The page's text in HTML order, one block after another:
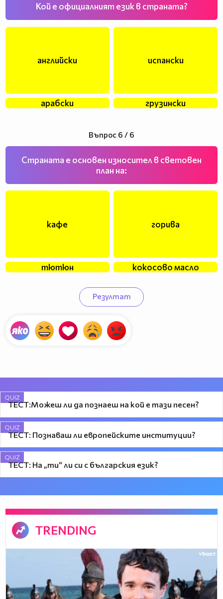
Кой е официалният език в страната?
английски испански
арабски грузински
Въпрос 6 / 6
Страната е основен износител в световен
план на:
кафе горива
тютюн кокосово масло
Резултат
QUIZ
ТЕСТ:Можеш ли да познаеш на кой е тази песен?
QUIZ
ТЕСТ: Познаваш ли европейските институции?
QUIZ
ТЕСТ: На „ти“ ли си с българския език?
TRENDING